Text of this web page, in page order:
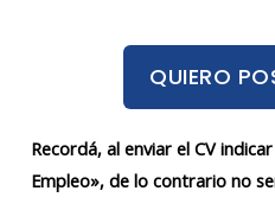
QUIERO
Recordá, al enviar el CV
Empleo», de lo contrario no